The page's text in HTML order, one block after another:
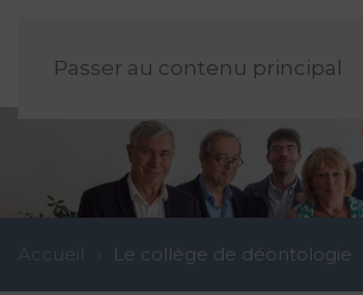
Passer au contenu principal
Le collège de déontologie